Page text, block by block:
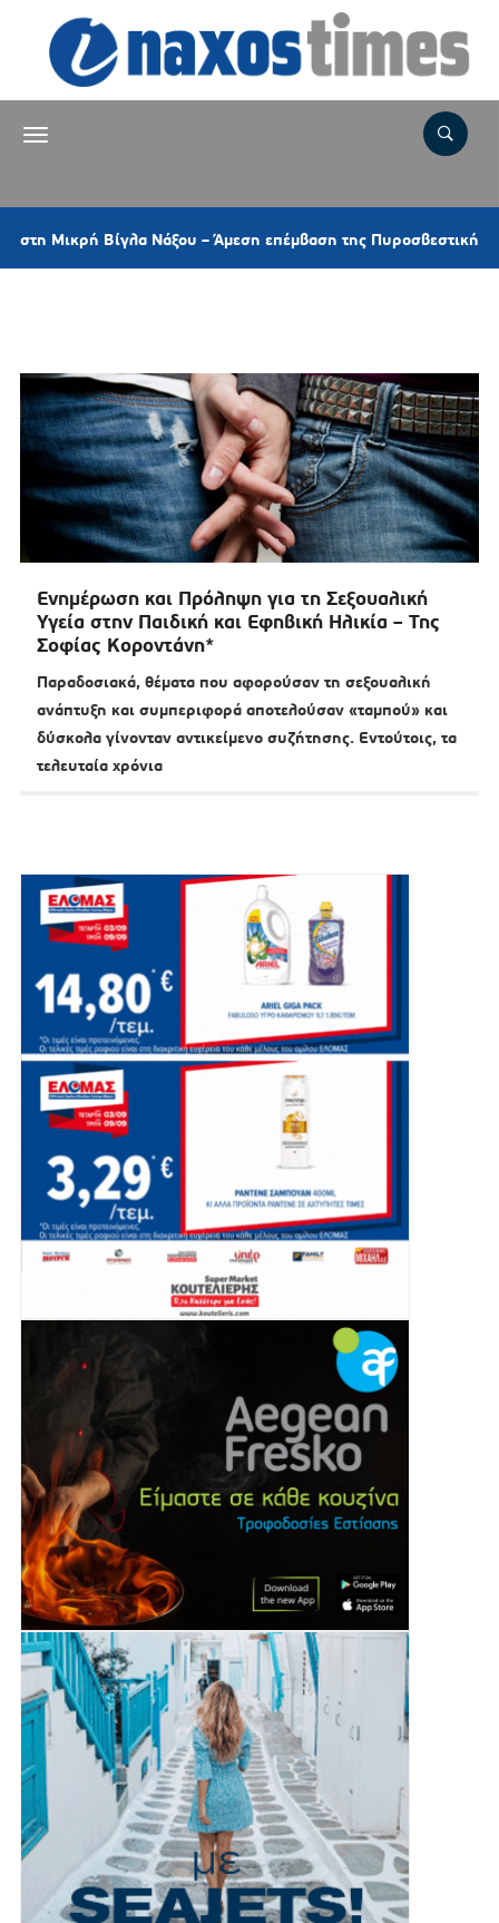
Βίγλα Νάξου – Άμεση επέμβαση της Πυροσβεστικής και
Ενημέρωση και Πρόληψη για τη Σεξουαλική
Υγεία στην Παιδική και Εφηβική Ηλικία – Της
Σοφίας Κοροντάνη*
Παραδοσιακά, θέματα που αφορούσαν τη σεξουαλική
ανάπτυξη και συμπεριφορά αποτελούσαν «ταμπού» και
δύσκολα γίνονταν αντικείμενο συζήτησης. Εντούτοις, τα
τελευταία χρόνια